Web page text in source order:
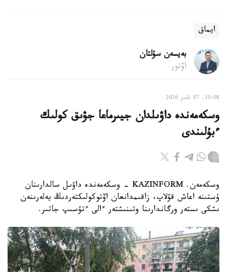
ايماق
بەيسەن سۇلتان
اۆتور
10:08, 07 تامىز 2026
وسكەمەندە داۋىلدان جيىرماعا جۋىق كولىك
ءبۇلىندى
وسكەمەن. KAZINFORM - وسكەمەندە داۋىل سالدارىنان
ۇستىنە اعاش قۇلاپ، زاقىمدانعان اۆتوكولىكتەردىڭ يەلەرىنەن
ىشكى ىستەر ورگاندارىنا وتىنىشتەر ءالى ءتۇسىپ جاتىر.